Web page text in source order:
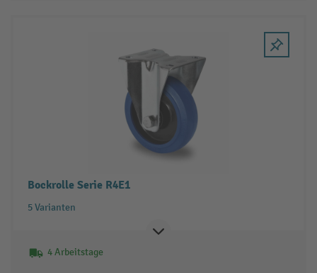
Bockrolle Serie R4E1
5 Varianten
4 Arbeitstage